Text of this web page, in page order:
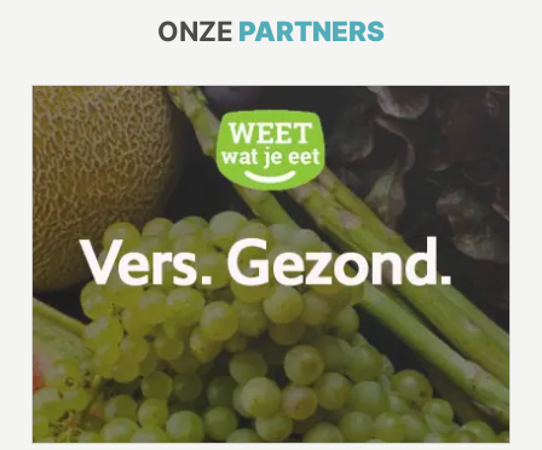
ONZE PARTNERS